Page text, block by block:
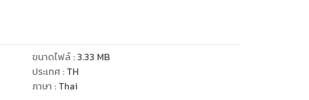
ขนาดไฟล์: 3.33 MB
ประเทศ : TH
ภาษา : Thai